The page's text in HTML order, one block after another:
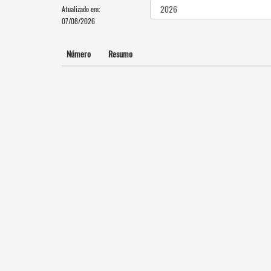
Atualizado em:
07/08/2026
Número Resumo